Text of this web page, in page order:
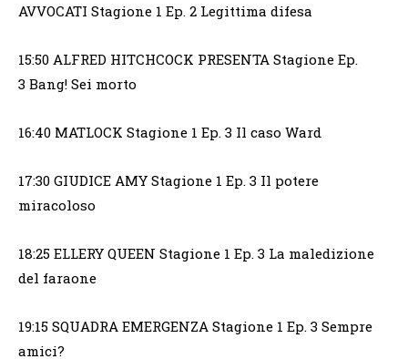
AVVOCATI Stagione 1 Ep. 2 Legittima difesa
15:50 ALFRED HITCHCOCK PRESENTA Stagione Ep.
3 Bang! Sei morto
16:40 MATLOCK Stagione 1 Ep. 3 Il caso Ward
17:30 GIUDICE AMY Stagione 1 Ep. 3 Il potere
miracoloso
18:25 ELLERY QUEEN Stagione 1 Ep. 3 La maledizione
del faraone
19:15 SQUADRA EMERGENZA Stagione 1 Ep. 3 Sempre
amici?